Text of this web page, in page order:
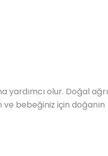
yardımcı olur. Doğal ağrı
bebeğiniz için doğanın